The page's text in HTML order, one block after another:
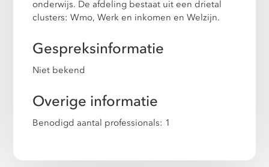
onderwijs. De afdeling bestaat uit een drietal
clusters: Wmo, Werk en inkomen en Welzijn.
Gespreksinformatie
Niet bekend
Overige informatie
Benodigd aantal professionals: 1